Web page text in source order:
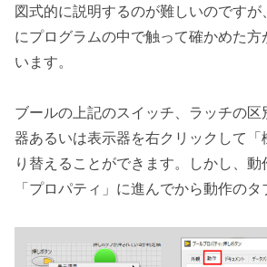
図式的に説明するのが難しいのです
にプログラムの中で触って確かめた
います。
ブールの上記のスイッチ、ラッチの
器あるいは表示器を右クリックして「
り替えることができます。しかし、
「プロパティ」に進んでから動作のタ